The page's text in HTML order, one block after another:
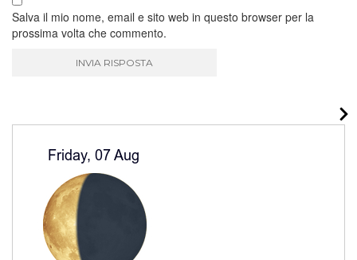
Salva il mio nome, email e sito web in questo browser per la
prossima volta che commento.